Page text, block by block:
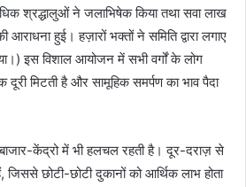
श्रद्धालुओं ने जलाभिषेक किया तथा सवा लाख
आराधना हुई। हज़ारों भक्तों ने समिति द्वारा लगाए
इस विशाल आयोजन में सभी वर्गों के लोग
दूरी मिटती है और सामूहिक समर्पण का भाव पैदा
केंद्रो में भी हलचल रहती है। दूर-दराज़ से
छोटी-छोटी दुकानों को आर्थिक लाभ होता